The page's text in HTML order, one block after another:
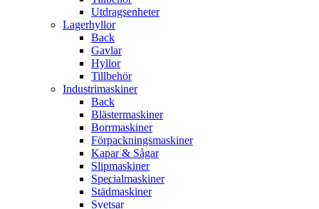
Utdragsenheter
Lagerhyllor
Back
Gavlar
Hyllor
Tillbehör
Industrimaskiner
Back
Blästermaskiner
Borrmaskiner
Förpackningsmaskiner
Kapar & Sågar
Slipmaskiner
Specialmaskiner
Städmaskiner
Svetsar